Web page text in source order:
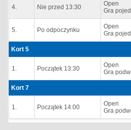
4. Nie przed 13:30
Open
Gra
5. Po odpoczynku
Open
Gra
Kort 5
1. Początek 13:30
Open
Gra
Kort 7
1. Początek 14:00
Open
Gra